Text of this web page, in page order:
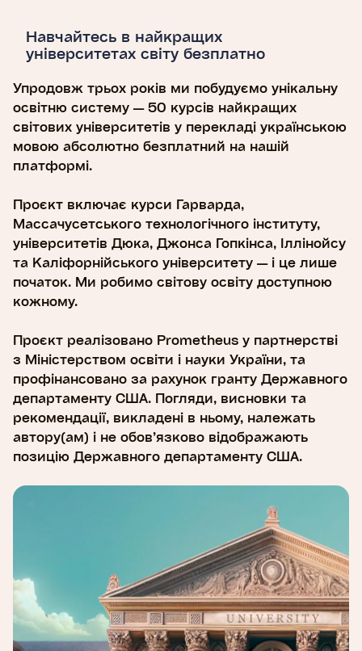
Навчайтесь в найкращих
університетах світу безплатно
Упродовж трьох років ми побудуємо унікальну
освітню систему — 50 курсів найкращих
світових університетів у перекладі українською
мовою абсолютно безплатний на нашій
платформі.
Проєкт включає курси Гарварда,
Массачусетського технологічного інституту,
університетів Дюка, Джонса Гопкінса, Іллінойсу
та Каліфорнійського університету — і це лише
початок. Ми робимо світову освіту доступною
кожному.
Проєкт реалізовано Prometheus у партнерстві
з Міністерством освіти і науки України, та
профінансовано за рахунок гранту Державного
департаменту США. Погляди, висновки та
рекомендації, викладені в ньому, належать
автору(ам) і не обов’язково відображають
позицію Державного департаменту США.